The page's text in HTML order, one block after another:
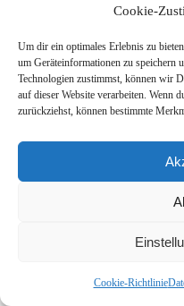
Cookie-
Um dir ein optimales Erlebnis zu
um Geräteinformationen zu speichern
Technologien zustimmst, können wir
auf dieser Website verarbeiten. Wenn
zurückziehst, können bestimmte
Cookie-Richtlinie